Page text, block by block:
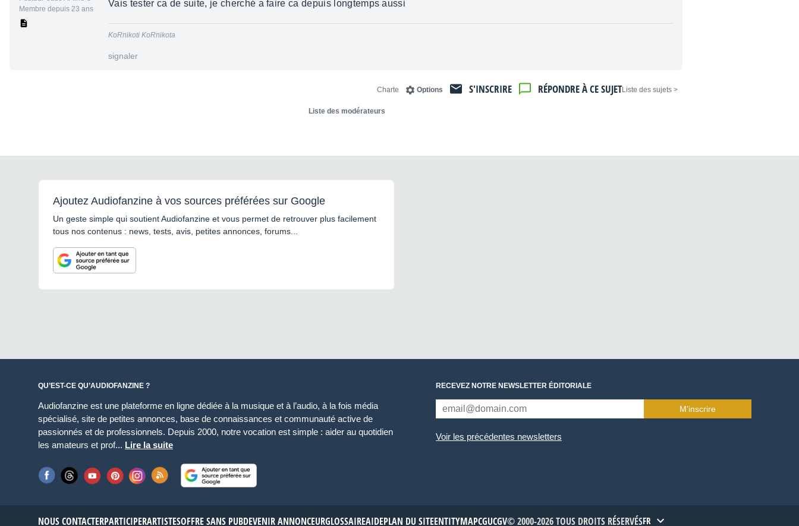
Membre depuis 23 ans
Vais tester ca de suite, je cherché a faire ca depuis longtemps aussi
KoRnikoti KoRnikota
signaler
< Liste des sujets
RÉPONDRE À CE SUJET
S'INSCRIRE
Options
Charte
Liste des modérateurs
Ajoutez Audiofanzine à vos sources préférées sur Google
Un geste simple qui soutient Audiofanzine et vous permet de retrouver plus facilement
tous nos contenus : news, tests, avis, petites annonces, forums...
QU’EST-CE QU’AUDIOFANZINE ?
Audiofanzine est une plateforme en ligne dédiée à la musique et à l’audio, à la fois média
spécialisé, site de petites annonces, base de connaissances et communauté active de
passionnés et de professionnels. Depuis 2000, notre vocation est simple : aider au quotidien
les amateurs et prof... Lire la suite
RECEVEZ NOTRE NEWSLETTER ÉDITORIALE
M’inscrire
Voir les précédentes newsletters
NOUS CONTACTERPARTICIPERARTISTESOFFRE SANS PUBDEVENIR ANNONCEURGLOSSAIREAIDEPLAN DU SITEENTITYMAPCGUCGV© 2000-2026 TOUS DROITS RÉSERVÉSFR